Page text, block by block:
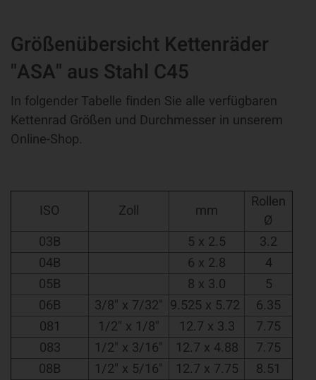
Größenübersicht Kettenräder
"ASA" aus Stahl C45
In folgender Tabelle finden Sie alle verfügbaren
Kettenrad Größen und Durchmesser in unserem
Online-Shop.
ISO Zoll mm
Rollen
Ø
03B
5 x 2.5
3.2
04B
6 x 2.8
4
05B
8 x 3.0
5
06B
3/8" x 7/32" 9.525 x 5.72
6.35
081
1/2" x 1/8" 12.7 x 3.3
7.75
083
1/2" x 3/16" 12.7 x 4.88
7.75
08B
1/2" x 5/16" 12.7 x 7.75
8.51